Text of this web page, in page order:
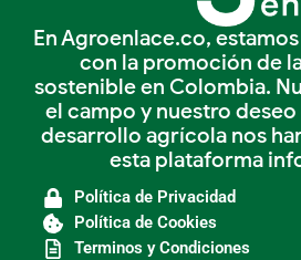
En Agroenlace.co,
con la promoción de
sostenible en Colombia.
el campo y nuestro
desarrollo agrícola nos
esta plataforma
Política de Privacidad
Política de Cookies
Terminos y Condiciones